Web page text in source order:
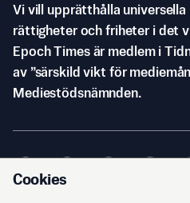
Vi vill upprätthålla universella
rättigheter och friheter i det
Epoch Times är medlem i
av ”särskild vikt för
Mediestödsnämnden.
Cookies